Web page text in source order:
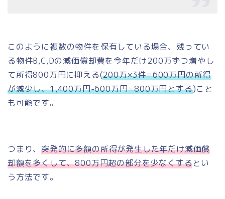
このように複数の物件を保有している場合、残ってい
る物件B,C,Dの減価償却費を今年だけ200万ずつ増やし
て所得800万円に抑える(200万×3件=600万円の所得
が減少し、1,400万円-600万円=800万円とする)こと
も可能です。
つまり、突発的に多額の所得が発生した年だけ減価償
却額を多くして、800万円超の部分を少なくするとい
う方法です。